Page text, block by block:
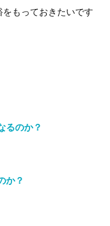
もっておきたいです
るのか？
か？